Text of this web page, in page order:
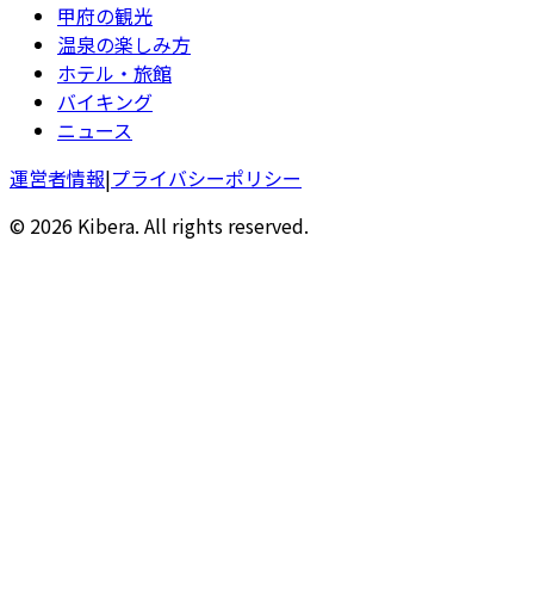
甲府の観光
温泉の楽しみ方
ホテル・旅館
バイキング
ニュース
運営者情報|プライバシーポリシー
© 2026 Kibera. All rights reserved.